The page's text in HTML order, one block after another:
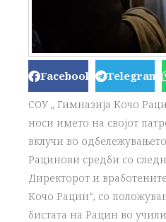
Facebook Telegram
СОУ „ Гимназија Кочо
носи името на својот
вклучи во
Рацинови средби со
Директорот и
Кочо Рацин“, со
бистата на Рацин во